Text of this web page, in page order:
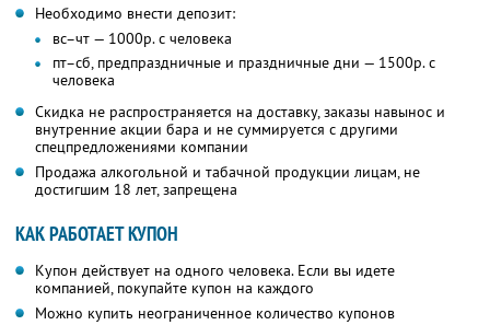
Необходимо внести депозит:
вс–чт — 1000р. с человека
пт–сб, предпраздничные и праздничные дни — 1500р. с
человека
Скидка не распространяется на доставку, заказы навынос и
внутренние акции бара и не суммируется с другими
спецпредложениями компании
Продажа алкогольной и табачной продукции лицам, не
достигшим 18 лет, запрещена
КАК РАБОТАЕТ КУПОН
Купон действует на одного человека. Если вы идете
компанией, покупайте купон на каждого
Можно купить неограниченное количество купонов